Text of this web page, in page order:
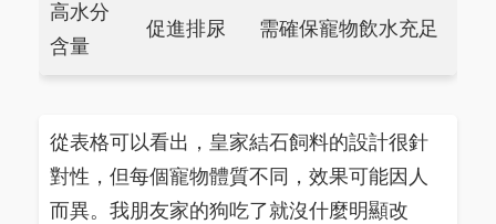
高水分
含量
促進排尿 需確保寵物飲水充足
從表格可以看出，皇家結石飼料的設計很針
對性，但每個寵物體質不同，效果可能因人
而異。我朋友家的狗吃了就沒什麼明顯改